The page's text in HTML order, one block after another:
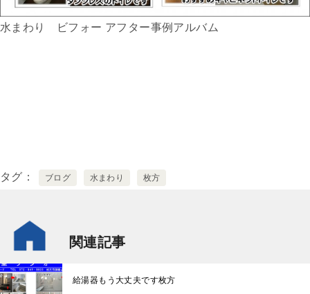
水まわり ビフォー アフター事例アルバム
タグ ブログ 水まわり 枚方
関連記事
給湯器もう大丈夫です枚方